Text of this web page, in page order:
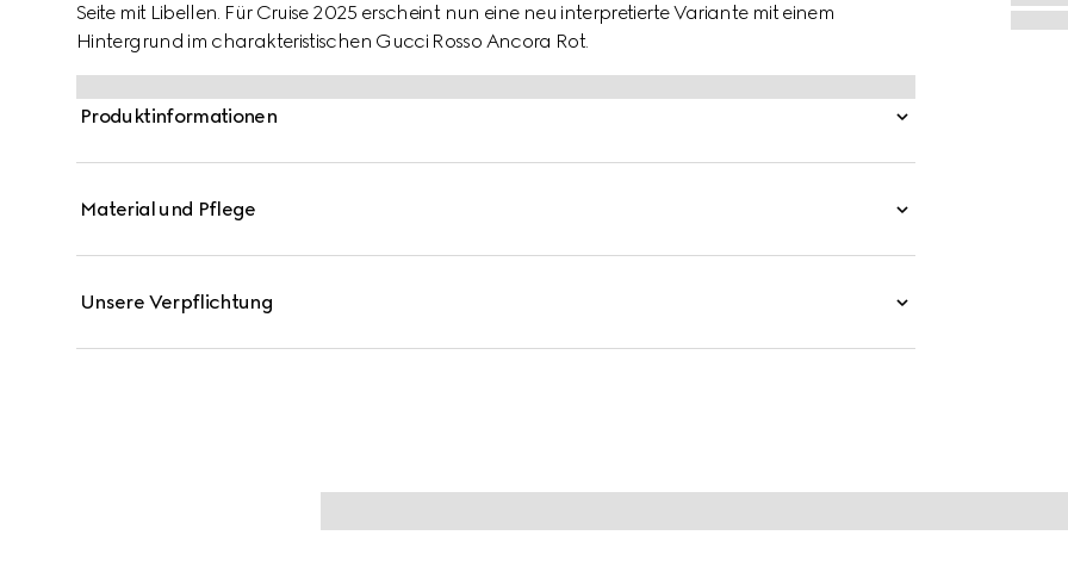
Seite mit Libellen. Für Cruise 2025 erscheint nun eine neu interpretierte Variante mit einem
Hintergrund im charakteristischen Gucci Rosso Ancora Rot.
Produktinformationen
Material und Pflege
Unsere Verpflichtung